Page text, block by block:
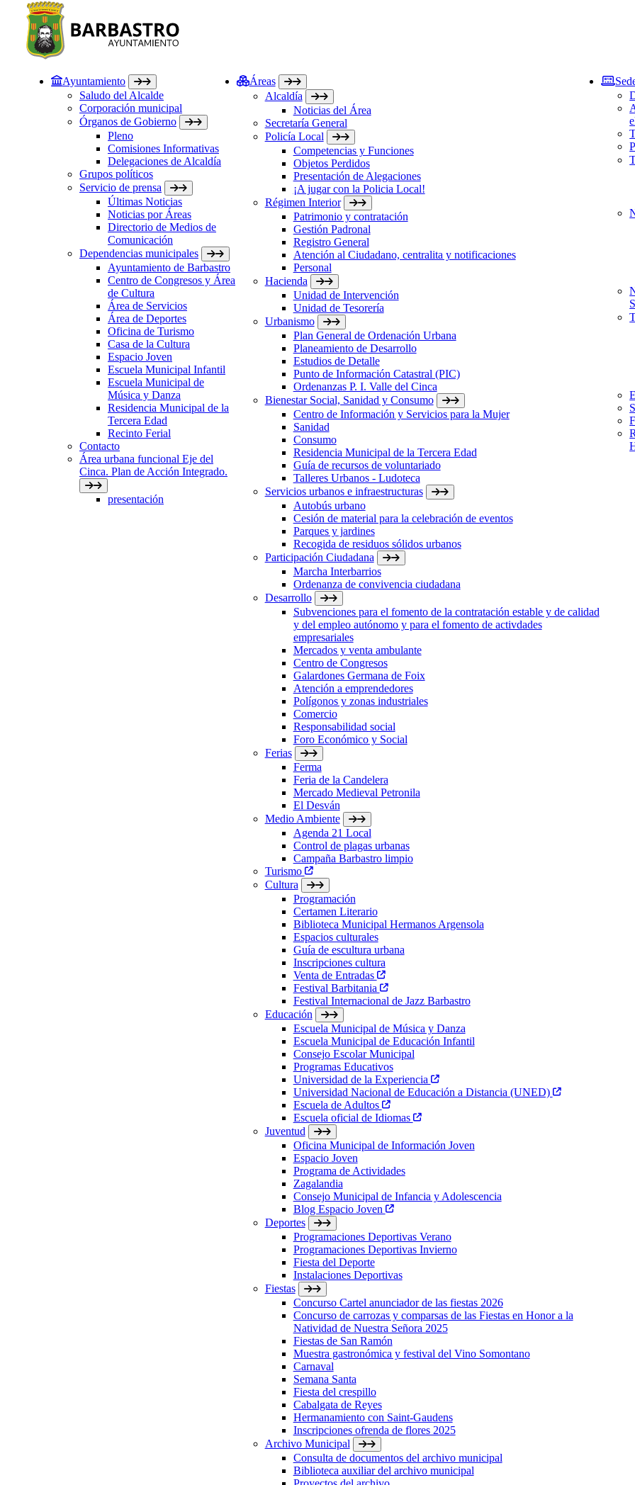
Ayuntamiento
Saludo del Alcalde
Corporación municipal
Órganos de Gobierno
Pleno
Comisiones Informativas
Delegaciones de Alcaldía
Grupos políticos
Servicio de prensa
Últimas Noticias
Noticias por Áreas
Directorio de Medios de
Comunicación
Dependencias municipales
Ayuntamiento de Barbastro
Centro de Congresos y Área
de Cultura
Área de Servicios
Área de Deportes
Oficina de Turismo
Casa de la Cultura
Espacio Joven
Escuela Municipal Infantil
Escuela Municipal de
Música y Danza
Residencia Municipal de la
Tercera Edad
Recinto Ferial
Contacto
Área urbana funcional Eje del
Cinca. Plan de Acción Integrado.
presentación
Áreas
Alcaldía
Noticias del Área
Secretaría General
Policía Local
Competencias y Funciones
Objetos Perdidos
Presentación de Alegaciones
¡A jugar con la Policia Local!
Régimen Interior
Patrimonio y contratación
Gestión Padronal
Registro General
Atención al Ciudadano, centralita y notificaciones
Personal
Hacienda
Unidad de Intervención
Unidad de Tesorería
Urbanismo
Plan General de Ordenación Urbana
Planeamiento de Desarrollo
Estudios de Detalle
Punto de Información Catastral (PIC)
Ordenanzas P. I. Valle del Cinca
Bienestar Social, Sanidad y Consumo
Centro de Información y Servicios para la Mujer
Sanidad
Consumo
Residencia Municipal de la Tercera Edad
Guía de recursos de voluntariado
Talleres Urbanos - Ludoteca
Servicios urbanos e infraestructuras
Autobús urbano
Cesión de material para la celebración de eventos
Parques y jardines
Recogida de residuos sólidos urbanos
Participación Ciudadana
Marcha Interbarrios
Ordenanza de convivencia ciudadana
Desarrollo
Subvenciones para el fomento de la contratación estable y de calidad
y del empleo autónomo y para el fomento de activdades
empresariales
Mercados y venta ambulante
Centro de Congresos
Galardones Germana de Foix
Atención a emprendedores
Polígonos y zonas industriales
Comercio
Responsabilidad social
Foro Económico y Social
Ferias
Ferma
Feria de la Candelera
Mercado Medieval Petronila
El Desván
Medio Ambiente
Agenda 21 Local
Control de plagas urbanas
Campaña Barbastro limpio
Turismo
Cultura
Programación
Certamen Literario
Biblioteca Municipal Hermanos Argensola
Espacios culturales
Guía de escultura urbana
Inscripciones cultura
Venta de Entradas
Festival Barbitania
Festival Internacional de Jazz Barbastro
Educación
Escuela Municipal de Música y Danza
Escuela Municipal de Educación Infantil
Consejo Escolar Municipal
Programas Educativos
Universidad de la Experiencia
Universidad Nacional de Educación a Distancia (UNED)
Escuela de Adultos
Escuela oficial de Idiomas
Juventud
Oficina Municipal de Información Joven
Espacio Joven
Programa de Actividades
Zagalandia
Consejo Municipal de Infancia y Adolescencia
Blog Espacio Joven
Deportes
Programaciones Deportivas Verano
Programaciones Deportivas Invierno
Fiesta del Deporte
Instalaciones Deportivas
Fiestas
Concurso Cartel anunciador de las fiestas 2026
Concurso de carrozas y comparsas de las Fiestas en Honor a la
Natividad de Nuestra Señora 2025
Fiestas de San Ramón
Muestra gastronómica y festival del Vino Somontano
Carnaval
Semana Santa
Fiesta del crespillo
Cabalgata de Reyes
Hermanamiento con Saint-Gaudens
Inscripciones ofrenda de flores 2025
Archivo Municipal
Consulta de documentos del archivo municipal
Biblioteca auxiliar del archivo municipal